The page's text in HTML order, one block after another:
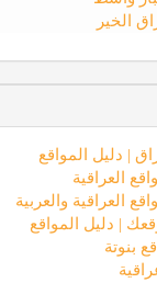
الخير
| دليل المواقع
العراقية
العراقية والعربية
| دليل المواقع
بنوتة